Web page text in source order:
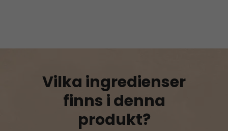
Vilka ingredienser
finns i denna
produkt?